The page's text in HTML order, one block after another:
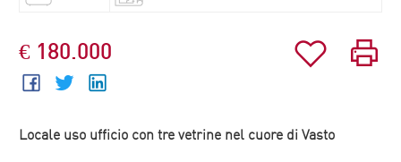
€ 180.000
Locale uso ufficio con tre vetrine nel cuore diVasto